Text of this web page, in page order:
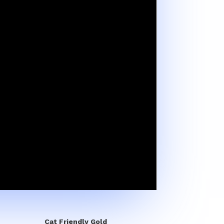
Cat Friendly Gold